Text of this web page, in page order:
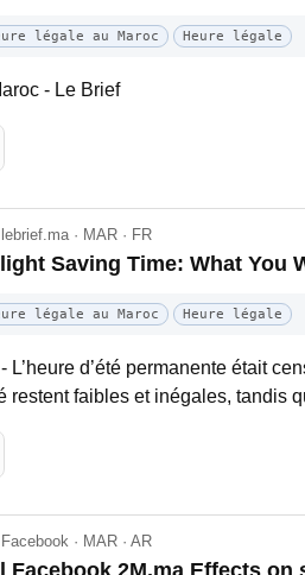
légale au Maroc Heure légale
- Le Brief
· MAR · FR
Saving Time: What You
légale au Maroc Heure légale
L’heure d’été permanente était
restent faibles et inégales, tandis
· MAR · AR